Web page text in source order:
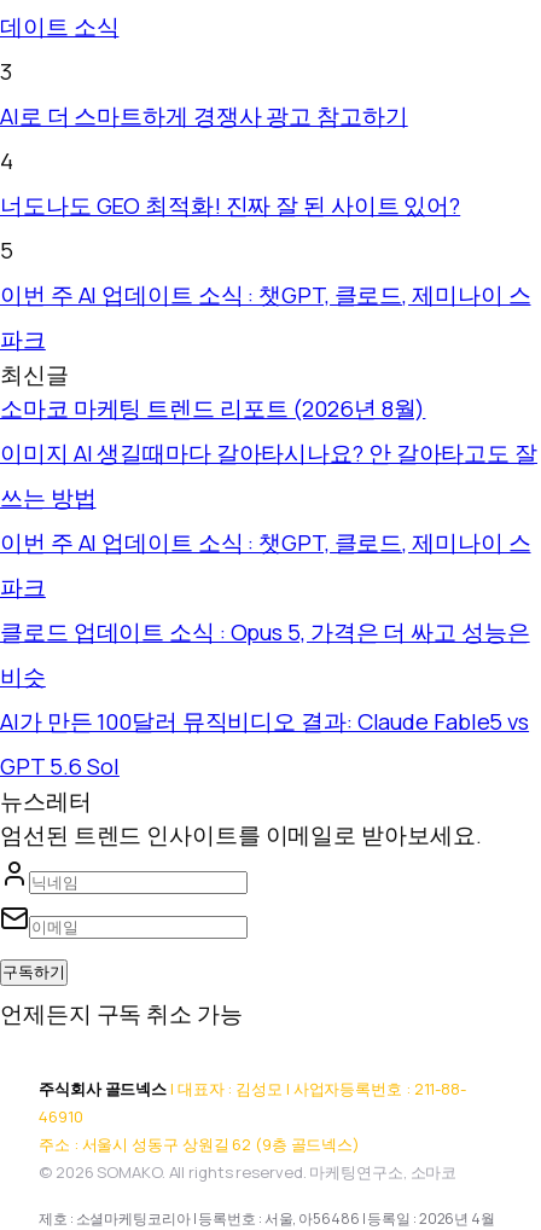
데이트 소식
3
AI로 더 스마트하게 경쟁사 광고 참고하기
4
너도나도 GEO 최적화! 진짜 잘 된 사이트 있어?
5
이번 주 AI 업데이트 소식 : 챗GPT, 클로드, 제미나이 스
파크
최신글
소마코 마케팅 트렌드 리포트 (2026년 8월)
이미지 AI 생길때마다 갈아타시나요? 안 갈아타고도 잘
쓰는 방법
이번 주 AI 업데이트 소식 : 챗GPT, 클로드, 제미나이 스
파크
클로드 업데이트 소식 : Opus 5, 가격은 더 싸고 성능은
비슷
AI가 만든 100달러 뮤직비디오 결과: Claude Fable5 vs
GPT 5.6 Sol
뉴스레터
엄선된 트렌드 인사이트를 이메일로 받아보세요.
구독하기
언제든지 구독 취소 가능
주식회사 골드넥스| 대표자 : 김성모 | 사업자등록번호 : 211-88-
46910
주소 : 서울시 성동구 상원길 62 (9층 골드넥스)
© 2026 SOMAKO. All rights reserved. 마케팅연구소, 소마코
제호 : 소셜마케팅코리아 | 등록번호 : 서울, 아56486 | 등록일 : 2026년 4월